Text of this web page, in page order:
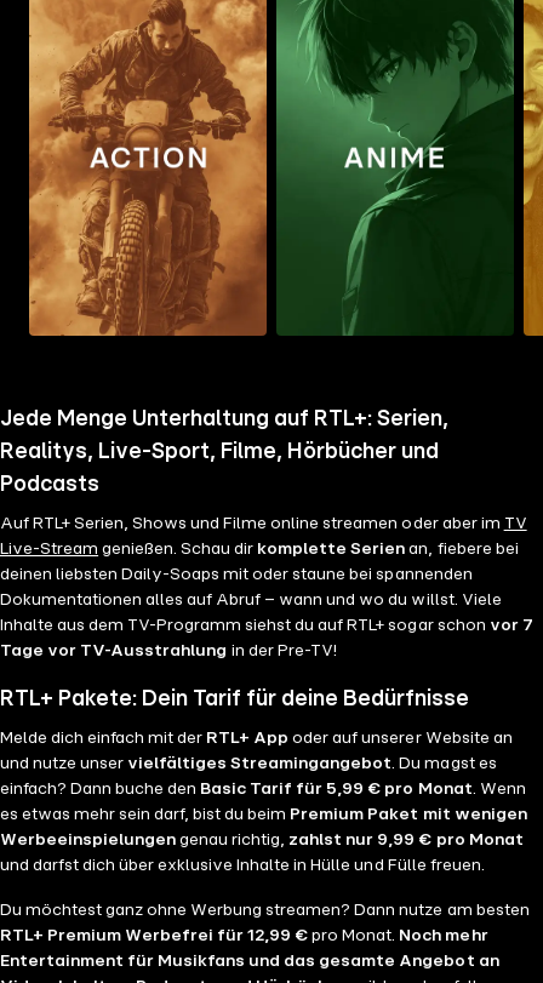
Jede Menge Unterhaltung auf RTL+: Serien,
Realitys, Live-Sport, Filme, Hörbücher und
Podcasts
Auf RTL+ Serien, Shows und Filme online streamen oder aber im TV
Live-Stream genießen. Schau dir komplette Serien an, fiebere bei
deinen liebsten Daily-Soaps mit oder staune bei spannenden
Dokumentationen alles auf Abruf – wann und wo du willst. Viele
Inhalte aus dem TV-Programm siehst du auf RTL+ sogar schon vor 7
Tage vor TV-Ausstrahlung in der Pre-TV!
RTL+ Pakete: Dein Tarif für deine Bedürfnisse
Melde dich einfach mit der RTL+ App oder auf unserer Website an
und nutze unser vielfältiges Streamingangebot. Du magst es
einfach? Dann buche den Basic Tarif für 5,99 € pro Monat. Wenn
es etwas mehr sein darf, bist du beim Premium Paket mit wenigen
Werbeeinspielungen genau richtig, zahlst nur 9,99 € pro Monat
und darfst dich über exklusive Inhalte in Hülle und Fülle freuen.
Du möchtest ganz ohne Werbung streamen? Dann nutze am besten
RTL+ Premium Werbefrei für 12,99 € pro Monat. Noch mehr
Entertainment für Musikfans und das gesamte Angebot an